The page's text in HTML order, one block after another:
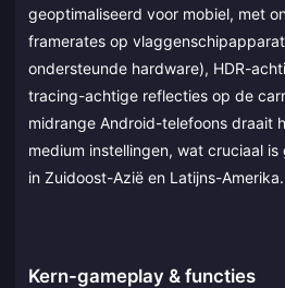
geoptimaliseerd voor mobiel, met
framerates op
ondersteunde hardware), HDR-
tracing-achtige reflecties op de
midrange Android-telefoons draait
medium instellingen, wat cruciaal
in Zuidoost-Azië en Latijns-Amerika.
Kern-gameplay & functies